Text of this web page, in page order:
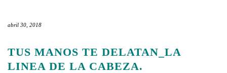
abril 30, 2018
TUS MANOS TE DELATAN_LA
LINEA DE LA CABEZA.